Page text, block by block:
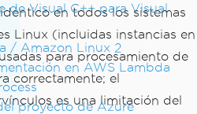
de Visual C++ para Visual
/ Amazon Linux 2
en AWS Lambda
proyecto de Azure
en todos los sistemas
Linux (incluidas instancias en
para procesamiento de
correctamente; el
es una limitación del